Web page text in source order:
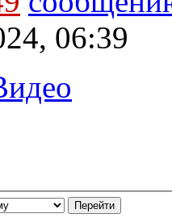
06:39